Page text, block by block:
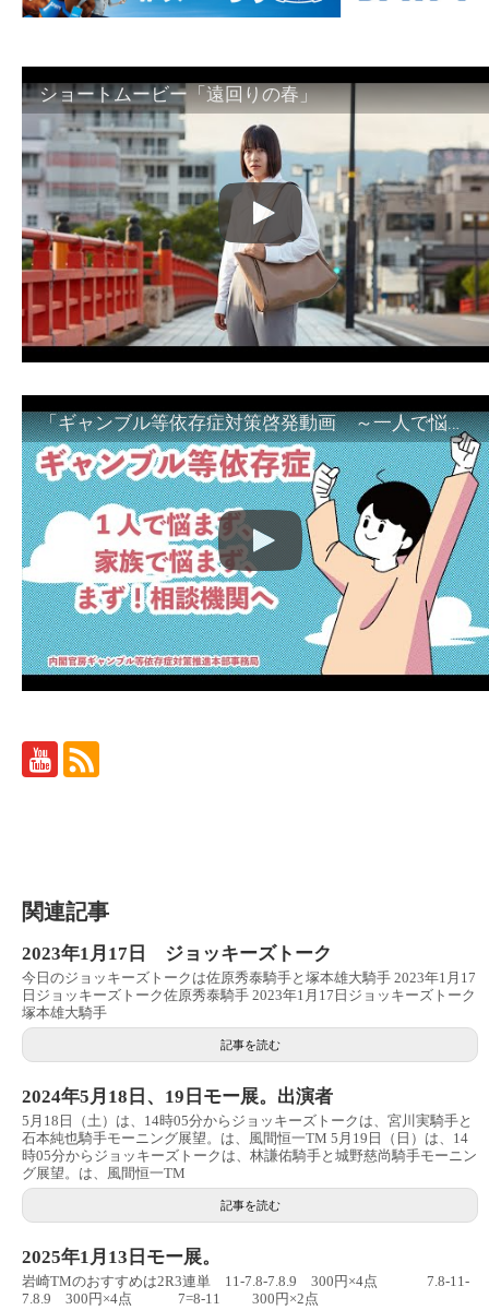
ショートムービー「遠回りの春」
「ギャンブル等依存症対策啓発動画 ～一人で悩まず、家族で悩まず、まず！相談機関へ～」
関連記事
2023年1月17日 ジョッキーズトーク
今日のジョッキーズトークは佐原秀泰騎手と塚本雄大騎手 2023年1月17
日ジョッキーズトーク佐原秀泰騎手 2023年1月17日ジョッキーズトーク
塚本雄大騎手
記事を読む
2024年5月18日、19日モー展。出演者
5月18日（土）は、14時05分からジョッキーズトークは、宮川実騎手と
石本純也騎手モーニング展望。は、風間恒一TM 5月19日（日）は、14
時05分からジョッキーズトークは、林謙佑騎手と城野慈尚騎手モーニン
グ展望。は、風間恒一TM
記事を読む
2025年1月13日モー展。
岩崎TMのおすすめは2R3連単 11-7.8-7.8.9 300円×4点 7.8-11-
7.8.9 300円×4点 7=8-11 300円×2点